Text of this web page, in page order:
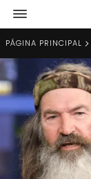
PÁGINA PRINCIPAL